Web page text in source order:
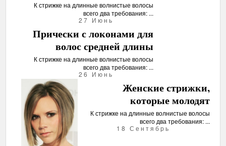
К стрижке на длинные волнистые волосы
всего два требования: ...
27 Июнь
Прически с локонами для
волос средней длины
К стрижке на длинные волнистые волосы
всего два требования: ...
26 Июнь
Женские стрижки,
которые молодят
К стрижке на длинные волнистые волосы
всего два требования: ...
18 Сентябрь